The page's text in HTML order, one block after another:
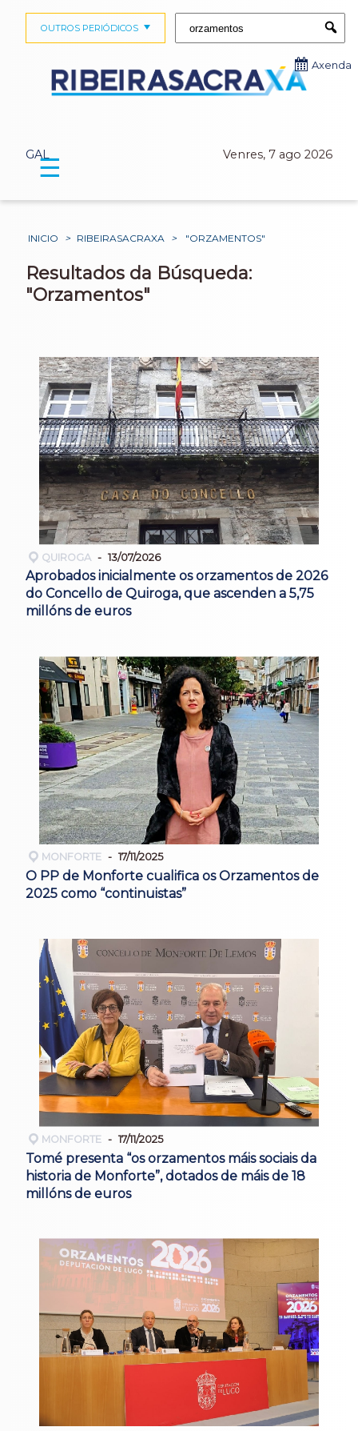
GAL Venres, 7 ago 2026
OUTROS PERIÓDICOS
Axenda
☰
INICIO > RIBEIRASACRAXA > "ORZAMENTOS"
Resultados da Búsqueda:
"Orzamentos"
QUIROGA 13/07/2026
Aprobados inicialmente os orzamentos de 2026
do Concello de Quiroga, que ascenden a 5,75
millóns de euros
MONFORTE 17/11/2025
O PP de Monforte cualifica os Orzamentos de
2025 como “continuistas”
MONFORTE 17/11/2025
Tomé presenta “os orzamentos máis sociais da
historia de Monforte”, dotados de máis de 18
millóns de euros